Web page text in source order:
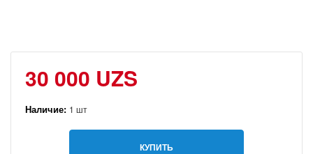
30 000 UZS
Наличие: 1 шт
КУПИТЬ